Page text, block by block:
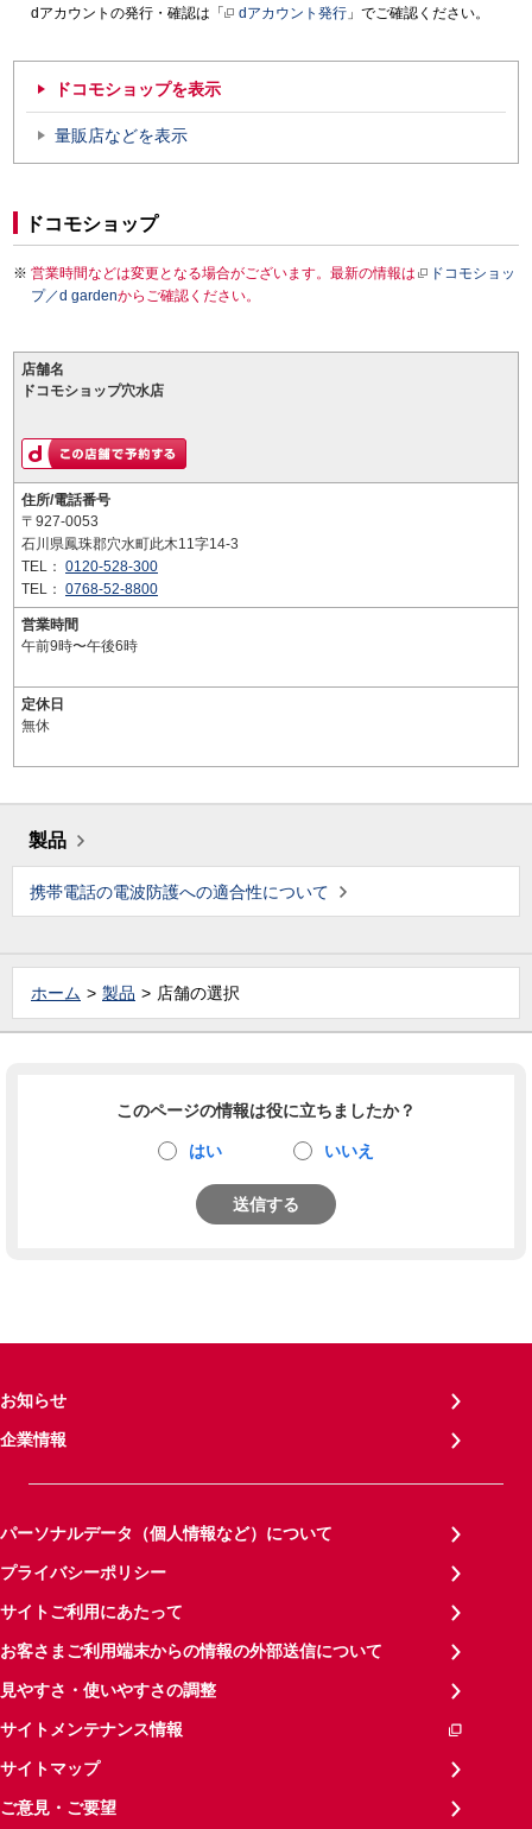
dアカウントの発行・確認は「
dアカウント発行 」でご確認ください。
ドコモショップを表示
量販店などを表示
ドコモショップ
営業時間などは変更となる場合がございます。最新の情報は
ドコモショッ
プ／d gardenからご確認ください。
店舗名
ドコモショップ穴水店
住所/電話番号
〒927-0053
石川県鳳珠郡穴水町此木11字14-3
TEL： 0120-528-300
TEL： 0768-52-8800
営業時間
午前9時〜午後6時
定休日
無休
製品
携帯電話の電波防護への適合性について
ホーム 製品 店舗の選択
このページの情報は役に立ちましたか？
はい いいえ
送信する
お知らせ
企業情報
パーソナルデータ（個人情報など）について
プライバシーポリシー
サイトご利用にあたって
お客さまご利用端末からの情報の外部送信について
見やすさ・使いやすさの調整
サイトメンテナンス情報
サイトマップ
ご意見・ご要望